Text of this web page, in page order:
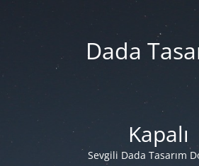
Dada
Kapalı
Sevgili Dada Tasarım